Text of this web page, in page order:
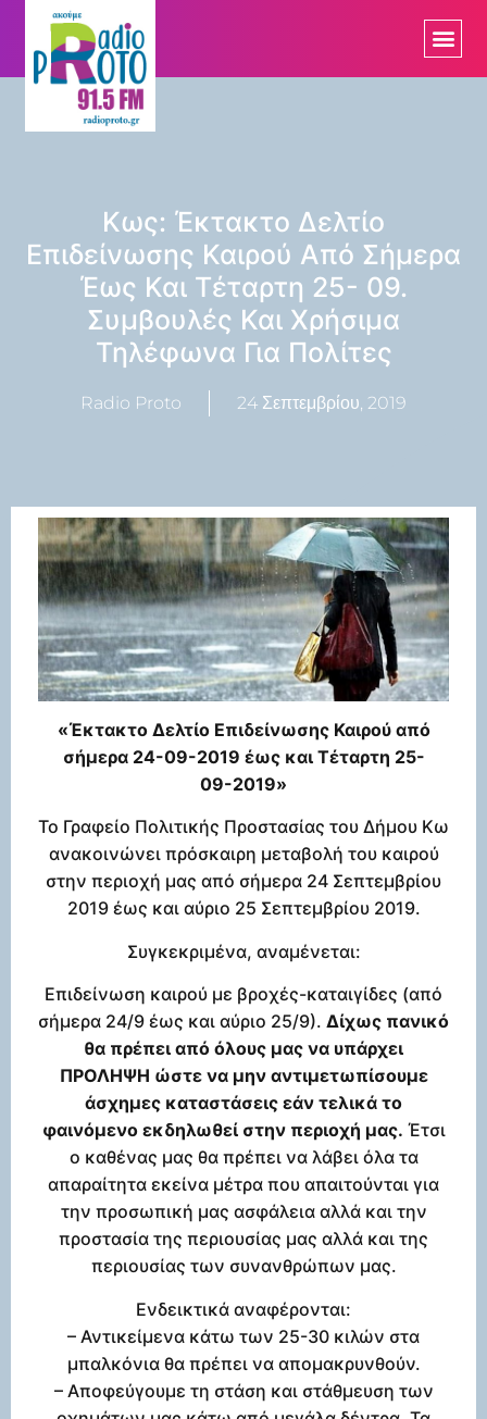
Κως: Έκτακτο Δελτίο
Επιδείνωσης Καιρού Από Σήμερα
Έως Και Τέταρτη 25- 09.
Συμβουλές Και Χρήσιμα
Τηλέφωνα Για Πολίτες
Radio Proto 24 Σεπτεμβρίου, 2019
«Έκτακτο Δελτίο Επιδείνωσης Καιρού από
σήμερα 24-09-2019 έως και Τέταρτη 25-
09-2019»
Το Γραφείο Πολιτικής Προστασίας του Δήμου Κω
ανακοινώνει πρόσκαιρη μεταβολή του καιρού
στην περιοχή μας από σήμερα 24 Σεπτεμβρίου
2019 έως και αύριο 25 Σεπτεμβρίου 2019.
Συγκεκριμένα, αναμένεται:
Επιδείνωση καιρού με βροχές-καταιγίδες (από
σήμερα 24/9 έως και αύριο 25/9). Δίχως πανικό
θα πρέπει από όλους μας να υπάρχει
ΠΡΟΛΗΨΗ ώστε να μην αντιμετωπίσουμε
άσχημες καταστάσεις εάν τελικά το
φαινόμενο εκδηλωθεί στην περιοχή μας. Έτσι
ο καθένας μας θα πρέπει να λάβει όλα τα
απαραίτητα εκείνα μέτρα που απαιτούνται για
την προσωπική μας ασφάλεια αλλά και την
προστασία της περιουσίας μας αλλά και της
περιουσίας των συνανθρώπων μας.
Ενδεικτικά αναφέρονται:
– Αντικείμενα κάτω των 25-30 κιλών στα
μπαλκόνια θα πρέπει να απομακρυνθούν.
– Αποφεύγουμε τη στάση και στάθμευση των